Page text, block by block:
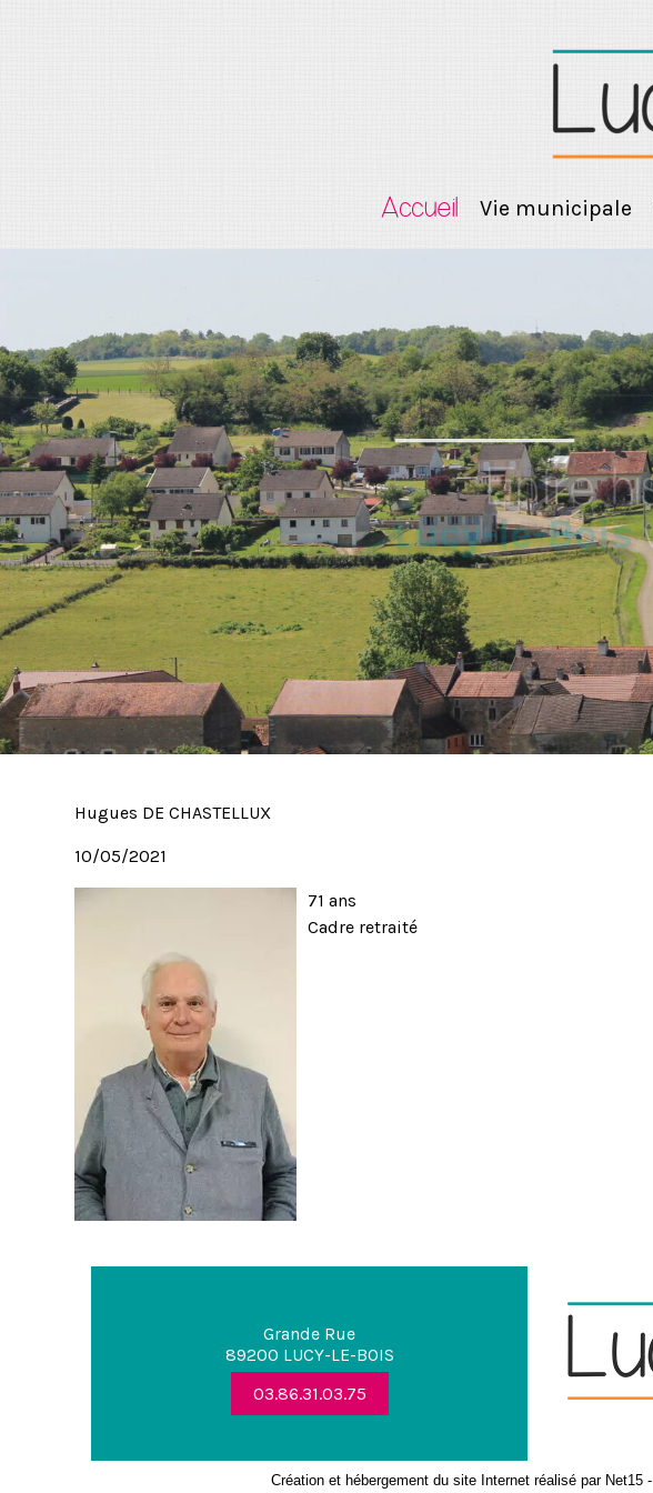
Accueil Vie municipale
Hugues DE CHASTELLUX
10/05/2021
71 ans
Cadre retraité
Grande Rue
89200 LUCY-LE-BOIS
03.86.31.03.75
Création et hébergement du site Internet réalisé par Net15-